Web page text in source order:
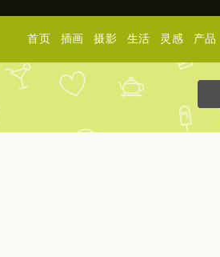
首页 插画 摄影 生活 灵感 产品